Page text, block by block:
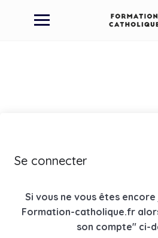
Se connecter
Si vous ne vous êtes
Formation-catholique.fr
son compte" ci-